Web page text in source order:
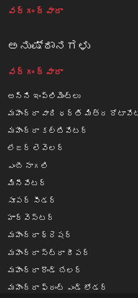
వర్గం ద్వారా
ಅನುಷ್ಠಾನಗಳು
వర్గం ద్వారా
అన్ని ఇంప్లిమెంట్లు
మహీంద్రా వారి ధర్తి మిత్ర
మహీంద్రా కల్టివేటర్
లేజర్ లెవెలర్
ఎంబీ నాగలి
మినీవేటర్
సూపర్ సీడర్
హార్వెస్టర్
మహీంద్రా థ్రెషర్
మహీంద్రా స్ట్రా రీపర్
మహీంద్రా రౌండ్ బేలర్‌
మహీంద్రా ఫ్రంట్ ఎండ్ లోడర్